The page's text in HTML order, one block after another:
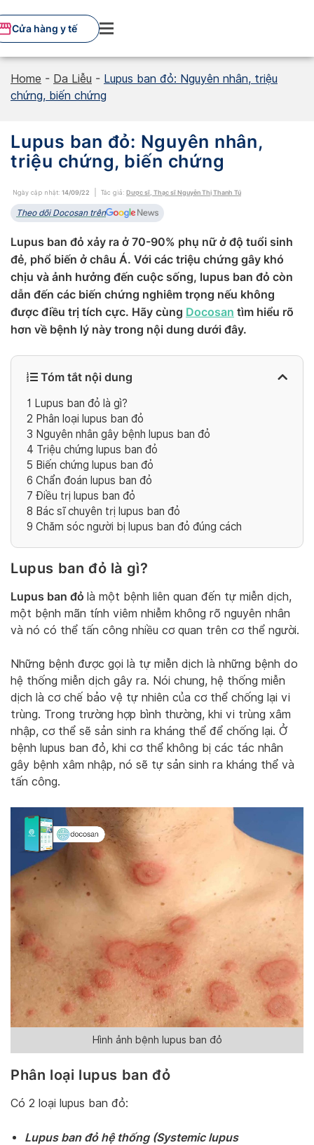
to
content
Cửa hàng y tế
Home - Da Liễu - Lupus ban đỏ: Nguyên nhân, triệu
chứng, biến chứng
Lupus ban đỏ: Nguyên nhân,
triệu chứng, biến chứng
Ngày cập nhật: 14/09/22 Tác giả: Dược sĩ, Thạc sĩ Nguyễn Thị Thanh Tú
Theo dõi Docosan trên
Lupus ban đỏ xảy ra ở 70-90% phụ nữ ở độ tuổi sinh
đẻ, phổ biến ở châu Á. Với các triệu chứng gây khó
chịu và ảnh hưởng đến cuộc sống, lupus ban đỏ còn
dẫn đến các biến chứng nghiêm trọng nếu không
được điều trị tích cực. Hãy cùng Docosan tìm hiểu rõ
hơn về bệnh lý này trong nội dung dưới đây.
Tóm tắt nội dung
1 Lupus ban đỏ là gì?
2 Phân loại lupus ban đỏ
3 Nguyên nhân gây bệnh lupus ban đỏ
4 Triệu chứng lupus ban đỏ
5 Biến chứng lupus ban đỏ
6 Chẩn đoán lupus ban đỏ
7 Điều trị lupus ban đỏ
8 Bác sĩ chuyên trị lupus ban đỏ
9 Chăm sóc người bị lupus ban đỏ đúng cách
Lupus ban đỏ là gì?
Lupus ban đỏ là một bệnh liên quan đến tự miễn dịch,
một bệnh mãn tính viêm nhiễm không rõ nguyên nhân
và nó có thể tấn công nhiều cơ quan trên cơ thể người.
Những bệnh được gọi là tự miễn dịch là những bệnh do
hệ thống miễn dịch gây ra. Nói chung, hệ thống miễn
dịch là cơ chế bảo vệ tự nhiên của cơ thể chống lại vi
trùng. Trong trường hợp bình thường, khi vi trùng xâm
nhập, cơ thể sẽ sản sinh ra kháng thể để chống lại. Ở
bệnh lupus ban đỏ, khi cơ thể không bị các tác nhân
gây bệnh xâm nhập, nó sẽ tự sản sinh ra kháng thể và
tấn công.
Hình ảnh bệnh lupus ban đỏ
Phân loại lupus ban đỏ
Có 2 loại lupus ban đỏ:
Lupus ban đỏ hệ thống (Systemic lupus